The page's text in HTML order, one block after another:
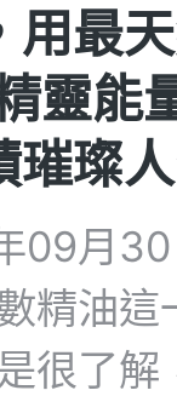
用最
靈能
璀璨
09月
精油
很了